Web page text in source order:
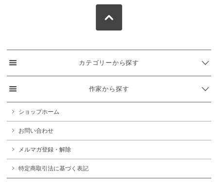
カテゴリーから探す
作家から探す
ショップホーム
お問い合わせ
メルマガ登録・解除
特定商取引法に基づく表記